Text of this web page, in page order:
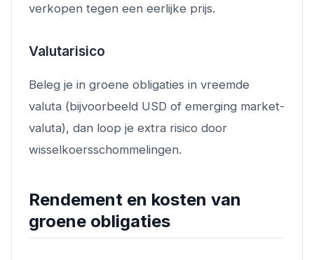
verkopen tegen een eerlijke prijs.
Valutarisico
Beleg je in groene obligaties in vreemde
valuta (bijvoorbeeld USD of emerging market-
valuta), dan loop je extra risico door
wisselkoersschommelingen.
Rendement en kosten van
groene obligaties